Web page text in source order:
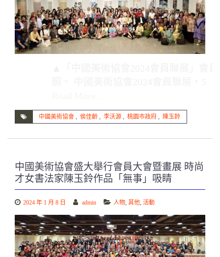
中國美術協會 侯佳齡 李沃源 桃園市政府 陳玉鈴
中國美術協會盛大舉行會員大會暨畫展 時尚
才女書法家陳玉鈴作品「無事」吸睛
2024 年 1 月 8 日 admin 人物 其他 活動